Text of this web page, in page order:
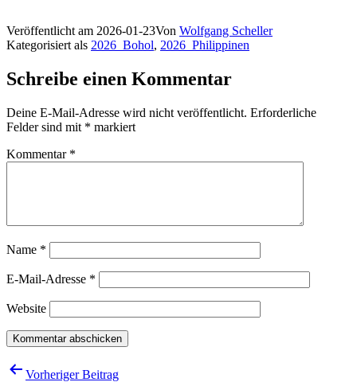
Veröffentlicht am 2026-01-23Von Wolfgang Scheller
Kategorisiert als 2026_Bohol, 2026_Philippinen
Schreibe einen Kommentar
Deine E-Mail-Adresse wird nicht veröffentlicht. Erforderliche
Felder sind mit * markiert
Kommentar *
Name *
E-Mail-Adresse *
Website
Beitragsnavigation
Vorheriger Beitrag